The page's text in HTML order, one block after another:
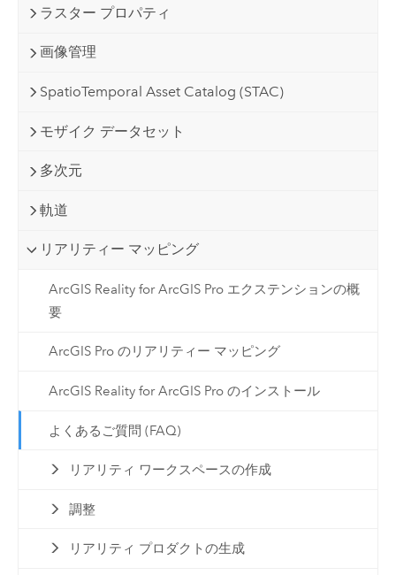
ラスター プロパティ
画像管理
SpatioTemporal Asset Catalog (STAC)
モザイク データセット
多次元
軌道
リアリティー マッピング
ArcGIS Reality for ArcGIS Pro エクステンションの概
要
ArcGIS Pro のリアリティー マッピング
ArcGIS Reality for ArcGIS Pro のインストール
よくあるご質問 (FAQ)
リアリティ ワークスペースの作成
調整
リアリティ プロダクトの生成